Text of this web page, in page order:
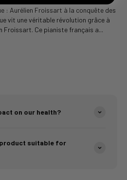
: Aurélien Froissart à la conquête des
vit une véritable révolution grâce à
Froissart. Ce pianiste français a...
on our health?
product suitable for